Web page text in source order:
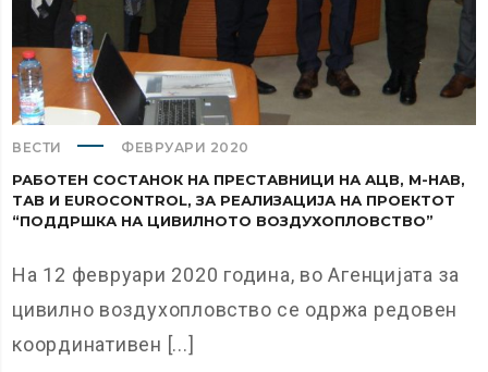
ВЕСТИ ФЕВРУАРИ 2020
РАБОТЕН СОСТАНОК НА ПРЕСТАВНИЦИ НА АЦВ, М-НАВ,
ТАВ И EUROCONTROL, ЗА РЕАЛИЗАЦИЈА НА ПРОЕКТОТ
“ПОДДРШКА НА ЦИВИЛНОТО ВОЗДУХОПЛОВСТВО”
На 12 февруари 2020 година, во Агенцијата за
цивилно воздухопловство се одржа редовен
координативен [...]